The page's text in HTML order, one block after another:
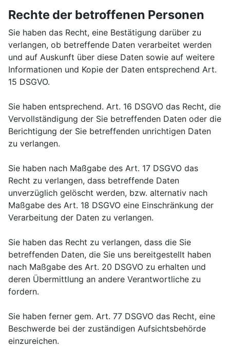
Rechte der betroffenen Personen
Sie haben das Recht, eine Bestätigung darüber zu
verlangen, ob betreffende Daten verarbeitet werden
und auf Auskunft über diese Daten sowie auf weitere
Informationen und Kopie der Daten entsprechend Art.
15 DSGVO.
Sie haben entsprechend. Art. 16 DSGVO das Recht, die
Vervollständigung der Sie betreffenden Daten oder die
Berichtigung der Sie betreffenden unrichtigen Daten
zu verlangen.
Sie haben nach Maßgabe des Art. 17 DSGVO das
Recht zu verlangen, dass betreffende Daten
unverzüglich gelöscht werden, bzw. alternativ nach
Maßgabe des Art. 18 DSGVO eine Einschränkung der
Verarbeitung der Daten zu verlangen.
Sie haben das Recht zu verlangen, dass die Sie
betreffenden Daten, die Sie uns bereitgestellt haben
nach Maßgabe des Art. 20 DSGVO zu erhalten und
deren Übermittlung an andere Verantwortliche zu
fordern.
Sie haben ferner gem. Art. 77 DSGVO das Recht, eine
Beschwerde bei der zuständigen Aufsichtsbehörde
einzureichen.